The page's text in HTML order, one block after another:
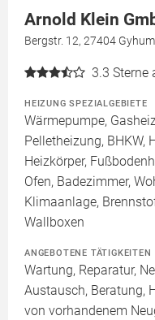
Arnold Klein
Bergstr. 12, 27404
3.3 Sterne
HEIZUNG SPEZIALGEBIETE
Wärmepumpe,
Pelletheizung, BHKW,
Heizkörper,
Ofen, Badezimmer,
Klimaanlage,
Wallboxen
ANGEBOTENE TÄTIGKEITEN
Wartung, Reparatur,
Austausch, Beratung,
von vorhandenem